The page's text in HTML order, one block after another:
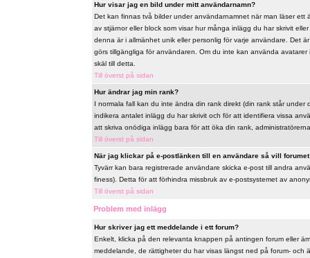
Hur visar jag en bild under mitt användarnamn?
Det kan finnas två bilder under användarnamnet när man läser
av stjärnor eller block som visar hur många inlägg du har skrivit
denna är i allmänhet unik eller personlig för varje användare. Det
görs tillgängliga för användaren. Om du inte kan använda
skäl till detta.
Till överst på sidan
Hur ändrar jag min rank?
I normala fall kan du inte ändra din rank direkt (din rank står
indikera antalet inlägg du har skrivit och för att identifiera vissa
att skriva onödiga inlägg bara för att öka din rank,
Till överst på sidan
När jag klickar på e-postlänken till en användare så vill
Tyvärr kan bara registrerade användare skicka e-post till andra
finess). Detta för att förhindra missbruk av e-postsystemet av
Till överst på sidan
Problem med inlägg
Hur skriver jag ett meddelande i ett forum?
Enkelt, klicka på den relevanta knappen på antingen forum eller
meddelande, de rättigheter du har visas längst ned på forum- och